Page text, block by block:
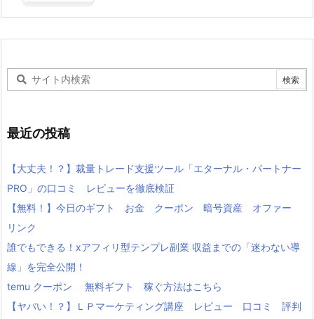
最近の投稿
【大丈夫！？】裁量トレード支援ツール「エターナル・パートナー
PRO」の口コミ レビューを徹底検証
【無料！】今日のギフト お金 クーポン 暗号資産 オファー
リンク
誰でもできる！xアフィリ型テンプレ副業 収益までの「迷わない導
線」を完全公開！
temu クーポン 無料ギフト 稼ぐ方法はこちら
【ヤバい！？】ＬＰマーケティング講座 レビュー 口コミ 評判